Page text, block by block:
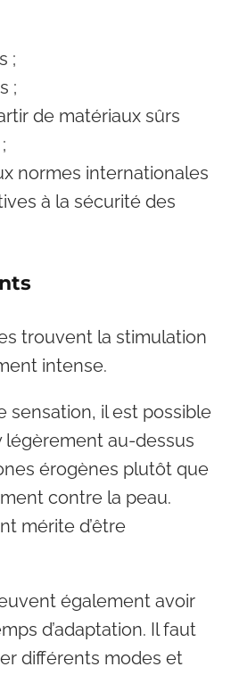
;
;
de matériaux sûrs
normes internationales
à la sécurité des
trouvent la stimulation
intense.
sensation, il est possible
légèrement au-dessus
érogènes plutôt que
contre la peau.
mérite d’être
également avoir
d’adaptation. Il faut
différents modes et